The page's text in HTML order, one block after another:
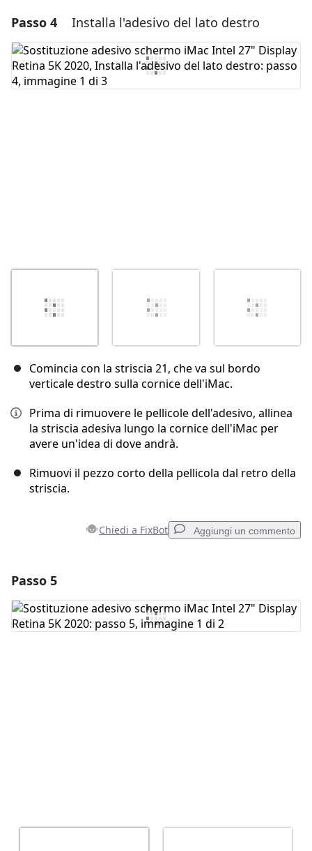
Aggiungi un commento
Aggiungi Commento
Passo 4 Installa l'adesivo del lato destro
Comincia con la striscia 21, che va sul bordo
verticale destro sulla cornice dell'iMac.
Prima di rimuovere le pellicole dell'adesivo, allinea
la striscia adesiva lungo la cornice dell'iMac per
avere un'idea di dove andrà.
Rimuovi il pezzo corto della pellicola dal retro della
striscia.
Chiedi a FixBot Aggiungi un commento
Aggiungi Commento
Passo 5